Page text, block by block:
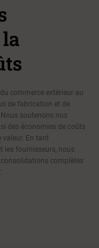
commerce extérieur au
de fabrication et de
soutenons nos
des économies de coûts
En tant
les fournisseurs, nous
complètes